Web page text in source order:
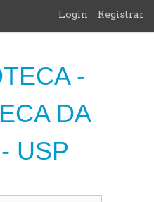
Login Registrar
-
DA
USP